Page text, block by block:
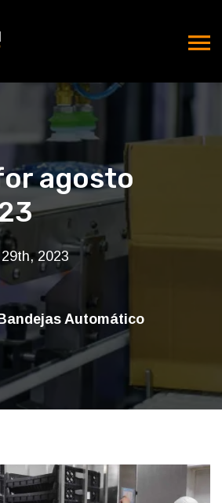
agosto
2023
Automático